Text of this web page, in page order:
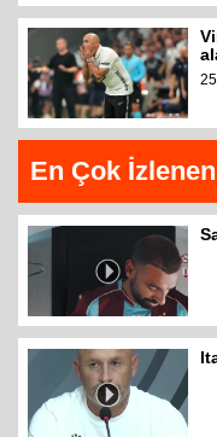
En Çok